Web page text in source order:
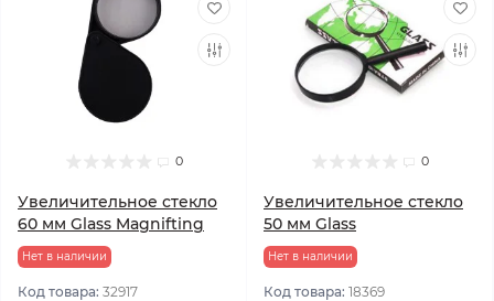
0
Увеличительное стекло
60 мм Glass Magnifting
Нет в наличии
Код товара: 32917
0
Увеличительное стекло
50 мм Glass
Нет в наличии
Код товара: 18369